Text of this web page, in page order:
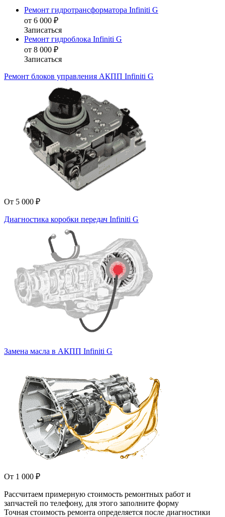
Ремонт гидротрансформатора Infiniti G
от 6 000 ₽
Записаться
Ремонт гидроблока Infiniti G
от 8 000 ₽
Записаться
Ремонт блоков управления АКПП Infiniti G
От 5 000 ₽
Диагностика коробки передач Infiniti G
Замена масла в АКПП Infiniti G
От 1 000 ₽
Рассчитаем примерную стоимость ремонтных работ и
запчастей по телефону, для этого заполните форму
Точная стоимость ремонта определяется после диагностики